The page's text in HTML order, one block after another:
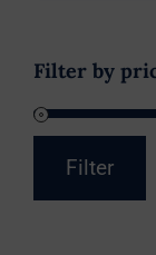
Filter by
Max.
Filter